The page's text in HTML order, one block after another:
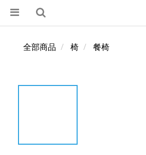
全部商品 椅 餐椅